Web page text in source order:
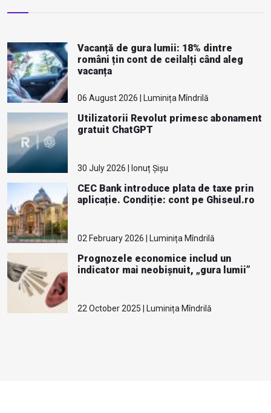
Vacanță de gura lumii: 18% dintre
români țin cont de ceilalți când aleg
vacanța
06 August 2026 | Luminița Mîndrilă
Utilizatorii Revolut primesc abonament
gratuit ChatGPT
30 July 2026 | Ionuț Șișu
CEC Bank introduce plata de taxe prin
aplicație. Condiție: cont pe Ghiseul.ro
02 February 2026 | Luminița Mîndrilă
Prognozele economice includ un
indicator mai neobișnuit, „gura lumii”
22 October 2025 | Luminița Mîndrilă